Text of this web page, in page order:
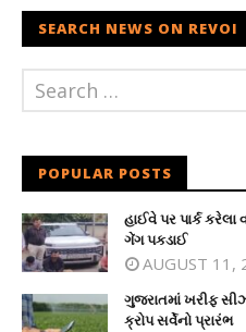
SEARCH NEWS ON REVOI
POPULAR POSTS
હાઈવે પર પાર્ક
ગેંગ પકડાઈ
AUGUST 11,
ગુજરાતમાં ખરીફ
ક્રોપ સર્વેનો પ્રારંભ